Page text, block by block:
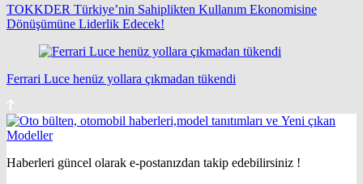
TOKKDER Türkiye’nin Sahiplikten Kullanım Ekonomisine
Dönüşümüne Liderlik Edecek!
Ferrari Luce henüz yollara çıkmadan tükendi
Haberleri güncel olarak e-postanızdan takip edebilirsiniz !